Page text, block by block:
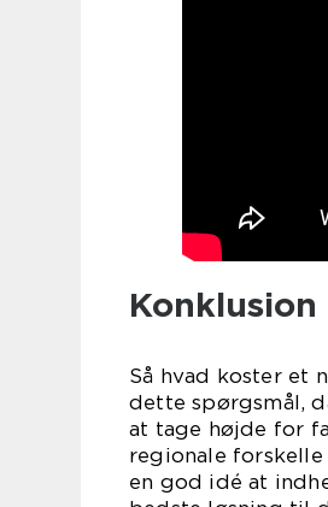
Konklusion
Så hvad koster et
dette spørgsmål,
at tage højde for
regionale
en god idé at